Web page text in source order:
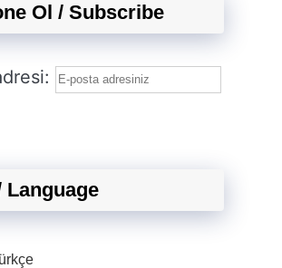
Ol / Subscribe
Language